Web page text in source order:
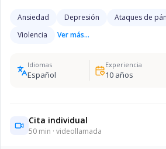
Ansiedad Depresión Ataques de
Violencia
Ver más...
Idiomas
Español
Experiencia
10años
Cita individual
50 min · videollamada